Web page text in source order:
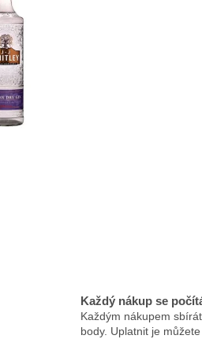
Každý nákup se
Každým nákupem
body. Uplatnit je